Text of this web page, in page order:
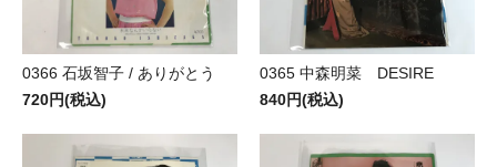
0366 石坂智子 / ありがとう
720円(税込)
0365 中森明菜 DESIRE
840円(税込)